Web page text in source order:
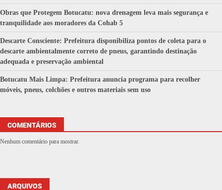
Obras que Protegem Botucatu: nova drenagem leva mais segurança e
tranquilidade aos moradores da Cohab 5
Descarte Consciente: Prefeitura disponibiliza pontos de coleta para o
descarte ambientalmente correto de pneus, garantindo destinação
adequada e preservação ambiental
Botucatu Mais Limpa: Prefeitura anuncia programa para recolher
móveis, pneus, colchões e outros materiais sem uso
COMENTÁRIOS
Nenhum comentário para mostrar.
ARQUIVOS